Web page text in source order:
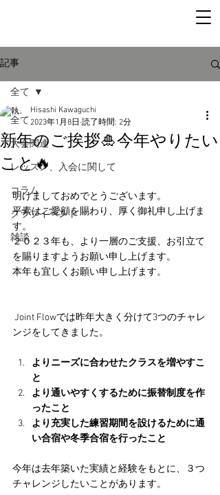
記事
全て
大会関連
レッスン、入会に関して
コラム
クラブイベント
雑談
全て
新年のご挨拶🎍今年やりたい
こと🔥
Hisashi Kawaguchi
2023年1月8日 読了時間: 2分
明けましておめでとうございます。
平素はご愛顧を賜わり、厚く御礼申し上げま
す。
２０２３年も、より一層のご支援、お引立て
を賜りますようお願い申し上げます。
本年も宜しくお願い申し上げます。
Joint Flowでは昨年大きく分けて3つのチャレ
ンジをしてきました。
よりニーズに合わせたクラスを増やすこ
と
より通いやすくするために振替制度を作
ったこと
より充実した練習期間を設けるために通
い合宿や冬季合宿を行ったこと
今年は去年築いた実績と経験をもとに、３つ
チャレンジしたいことがあります。